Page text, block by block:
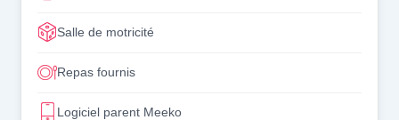
Salle de motricité
Repas fournis
Logiciel parent Meeko